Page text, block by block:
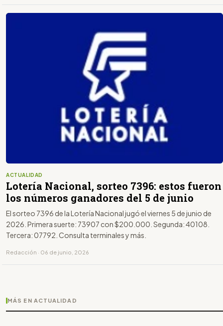
ACTUALIDAD
Lotería Nacional, sorteo 7396: estos fueron
los números ganadores del 5 de junio
El sorteo 7396 de la Lotería Nacional jugó el viernes 5 de junio de
2026. Primera suerte: 73907 con $200.000. Segunda: 40108.
Tercera: 07792. Consulta terminales y más.
Redacción · 06 de junio, 2026
MÁS EN ACTUALIDAD